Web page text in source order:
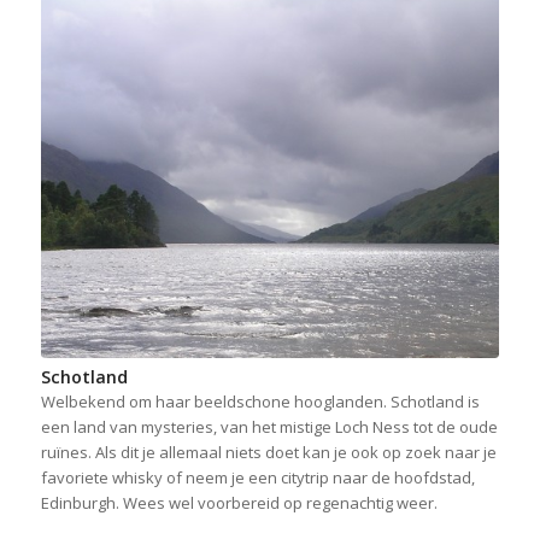
Schotland
Welbekend om haar beeldschone hooglanden. Schotland is
een land van mysteries, van het mistige Loch Ness tot de oude
ruïnes. Als dit je allemaal niets doet kan je ook op zoek naar je
favoriete whisky of neem je een citytrip naar de hoofdstad,
Edinburgh. Wees wel voorbereid op regenachtig weer.